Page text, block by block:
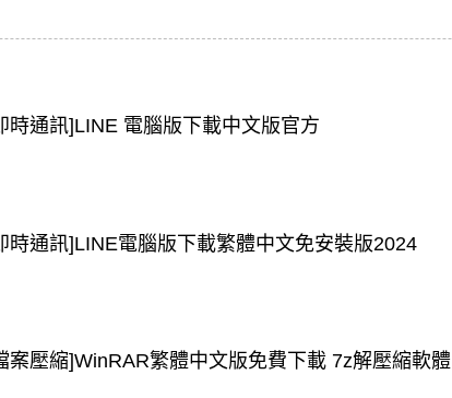
時通訊]LINE 電腦版下載中文版官方
時通訊]LINE電腦版下載繁體中文免安裝版2024
案壓縮]WinRAR繁體中文版免費下載 7z解壓縮軟體